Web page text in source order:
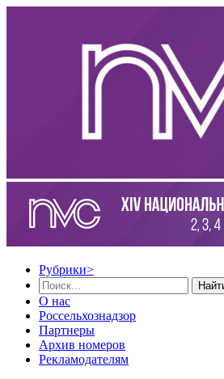
Рубрики>
О нас
Россельхознадзор
Партнеры
Архив номеров
Рекламодателям